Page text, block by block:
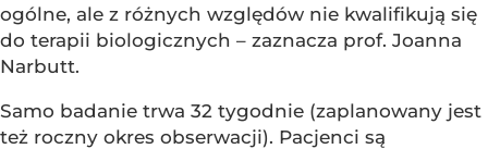
ogólne, ale z różnych względów nie kwalifikują się
do terapii biologicznych – zaznacza prof. Joanna
Narbutt.
Samo badanie trwa 32 tygodnie (zaplanowany jest
też roczny okres obserwacji). Pacjenci są